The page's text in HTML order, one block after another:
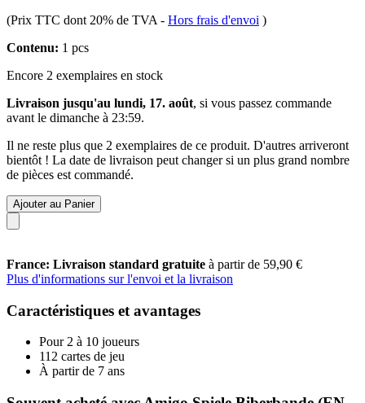
(Prix TTC dont 20% de TVA - Hors frais d'envoi )
Contenu: 1 pcs
Encore 2 exemplaires en stock
Livraison jusqu'au lundi, 17. août, si vous passez commande
avant le dimanche à 23:59.
Il ne reste plus que 2 exemplaires de ce produit. D'autres arriveront
bientôt ! La date de livraison peut changer si un plus grand nombre
de pièces est commandé.
Ajouter au Panier
France: Livraison standard gratuite à partir de 59,90 €
Plus d'informations sur l'envoi et la livraison
Caractéristiques et avantages
Pour 2 à 10 joueurs
112 cartes de jeu
À partir de 7 ans